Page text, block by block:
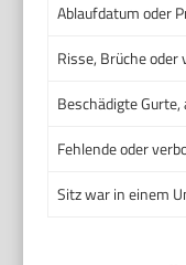
Ablaufdatum oder
Risse, Brüche
Beschädigte
Fehlende oder
Sitz war in einem